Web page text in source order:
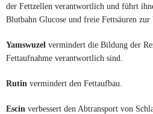
der Fettzellen verantwortlich und führt
Blutbahn Glucose und freie Fettsäuren zur
Yamswuzel vermindert die Bildung der
Fettaufnahme verantwortlich sind.
Rutin vermindert den Fettaufbau.
Escin verbessert den Abtransport von